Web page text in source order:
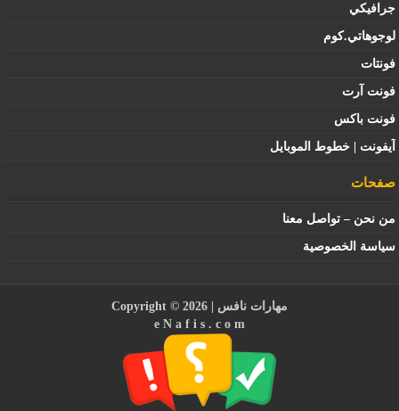
جرافيكي
لوجوهاتي.كوم
فونتات
فونت آرت
فونت باكس
آيفونت | خطوط الموبايل
صفحات
من نحن – تواصل معنا
سياسة الخصوصية
مهارات نافس
e N a f i s . c o m